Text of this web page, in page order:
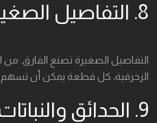
8. التفاصيل الصغيرة :
التفاصيل الصغيرة تصنع الفارق. من
الزخرفية، كل قطعة يمكن أن
9. الحدائق والنباتات :